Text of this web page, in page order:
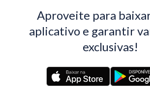
Aproveite para
aplicativo e garantir
exclusivas!